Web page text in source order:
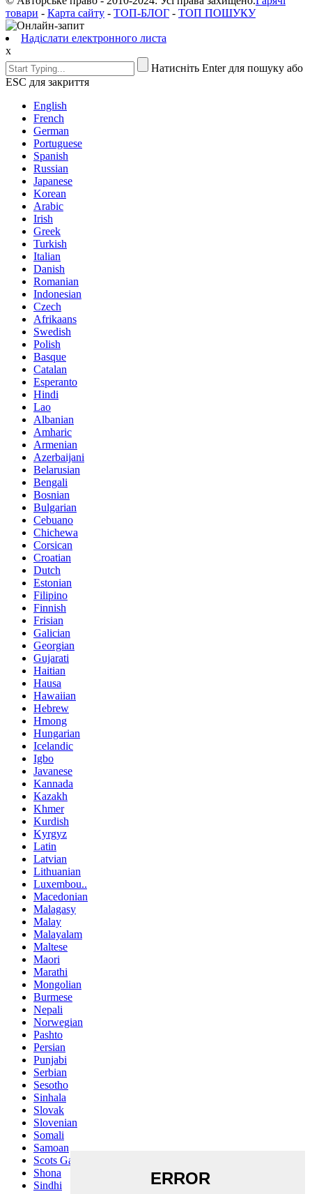
товари - Карта сайту - ТОП-БЛОГ - ТОП ПОШУКУ
Надіслати електронного листа
x
Натисніть Enter для пошуку або
ESC для закриття
English
French
German
Portuguese
Spanish
Russian
Japanese
Korean
Arabic
Irish
Greek
Turkish
Italian
Danish
Romanian
Indonesian
Czech
Afrikaans
Swedish
Polish
Basque
Catalan
Esperanto
Hindi
Lao
Albanian
Amharic
Armenian
Azerbaijani
Belarusian
Bengali
Bosnian
Bulgarian
Cebuano
Chichewa
Corsican
Croatian
Dutch
Estonian
Filipino
Finnish
Frisian
Galician
Georgian
Gujarati
Haitian
Hausa
Hawaiian
Hebrew
Hmong
Hungarian
Icelandic
Igbo
Javanese
Kannada
Kazakh
Khmer
Kurdish
Kyrgyz
Latin
Latvian
Lithuanian
Luxembou..
Macedonian
Malagasy
Malay
Malayalam
Maltese
Maori
Marathi
Mongolian
Burmese
Nepali
Norwegian
Pashto
Persian
Punjabi
Serbian
Sesotho
Sinhala
Slovak
Slovenian
Somali
Samoan
Scots Gaelic
Shona
Sindhi